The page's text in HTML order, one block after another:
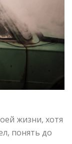
жизни, хотя
понять до